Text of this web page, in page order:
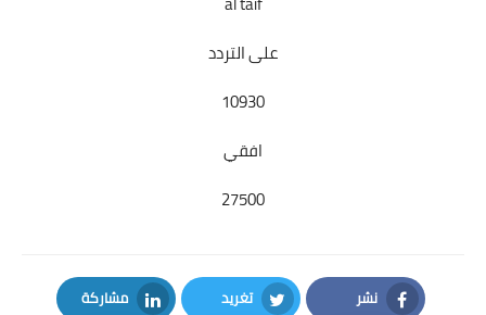
على التردد
10930
افقي
27500
نشر تغريد مشاركة